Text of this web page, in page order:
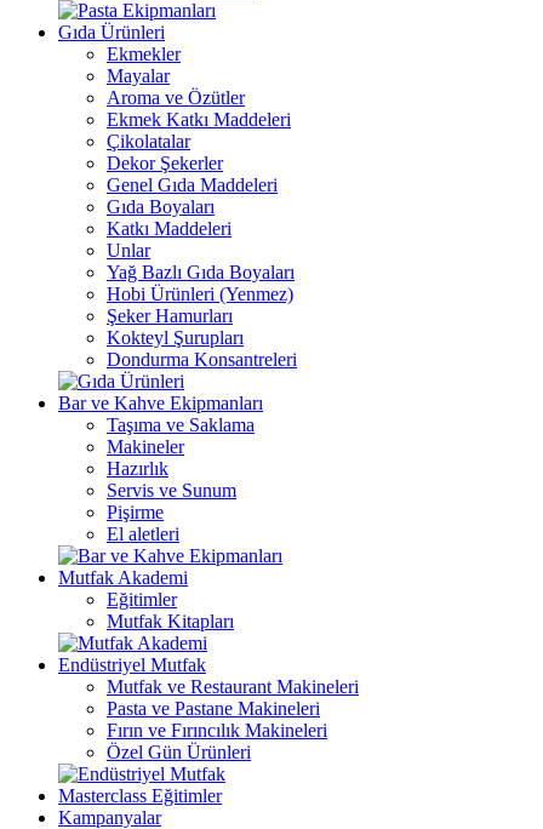
Gıda Ürünleri
Ekmekler
Mayalar
Aroma ve Özütler
Ekmek Katkı Maddeleri
Çikolatalar
Dekor Şekerler
Genel Gıda Maddeleri
Gıda Boyaları
Katkı Maddeleri
Unlar
Yağ Bazlı Gıda Boyaları
Hobi Ürünleri (Yenmez)
Şeker Hamurları
Kokteyl Şurupları
Dondurma Konsantreleri
Bar ve Kahve Ekipmanları
Taşıma ve Saklama
Makineler
Hazırlık
Servis ve Sunum
Pişirme
El aletleri
Mutfak Akademi
Eğitimler
Mutfak Kitapları
Endüstriyel Mutfak
Mutfak ve Restaurant Makineleri
Pasta ve Pastane Makineleri
Fırın ve Fırıncılık Makineleri
Özel Gün Ürünleri
Masterclass Eğitimler
Kampanyalar